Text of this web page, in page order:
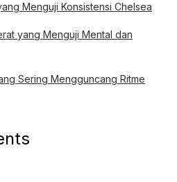
Menguji Konsistensi Chelsea
yang Menguji Mental dan
Sering Mengguncang Ritme